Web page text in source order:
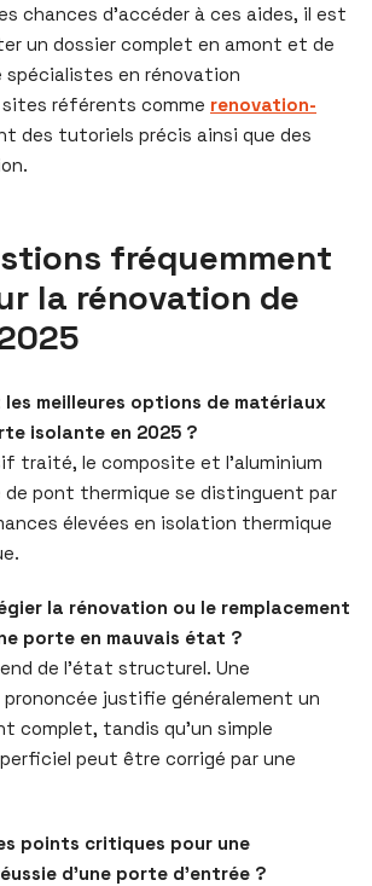
chances d’accéder à ces aides, il est
un dossier complet en amont et de
spécialistes en rénovation
référents comme renovation-
des tutoriels précis ainsi que des
fréquemment
la rénovation de
les meilleures options de matériaux
isolante en 2025 ?
traité, le composite et l’aluminium
de pont thermique se distinguent par
élevées en isolation thermique
la rénovation ou le remplacement
porte en mauvais état ?
de l’état structurel. Une
justifie généralement un
complet, tandis qu’un simple
peut être corrigé par une
points critiques pour une
d’une porte d’entrée ?